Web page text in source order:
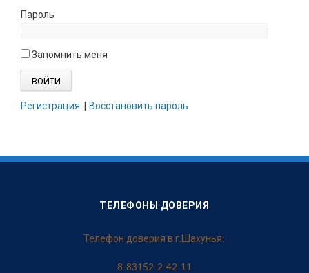
Пароль
Запомнить меня
Регистрация | Восстановить пароль
ТЕЛЕФОНЫ ДОВЕРИЯ
Телефон доверия в г.Шахунья:
8-83152-2-42-11